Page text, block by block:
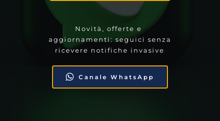
Novità, offerte e
aggiornamenti: seguici senza
ricevere notifiche invasive
Canale WhatsApp